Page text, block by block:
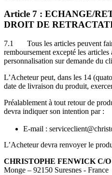
Article 7 : ECHANGE/
DROIT DE
7.1 Tous les articles peuvent
remboursement excepté les articles
personnalisation sur demande du
L’Acheteur peut, dans les 14
date de livraison du produit,
Préalablement à tout retour de
devra indiquer son intention par :
E-mail :
L’Acheteur devra renvoyer le
CHRISTOPHE FENWICK C/
Monge – 92150 Suresnes - France